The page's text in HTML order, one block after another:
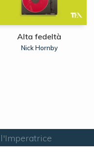
Alta fedeltà
Nick Hornby